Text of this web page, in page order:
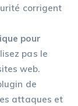
corrigent
pour
pas le
web.
de
attaques et